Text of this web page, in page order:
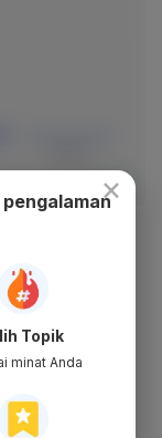
×
Topik
minat Anda